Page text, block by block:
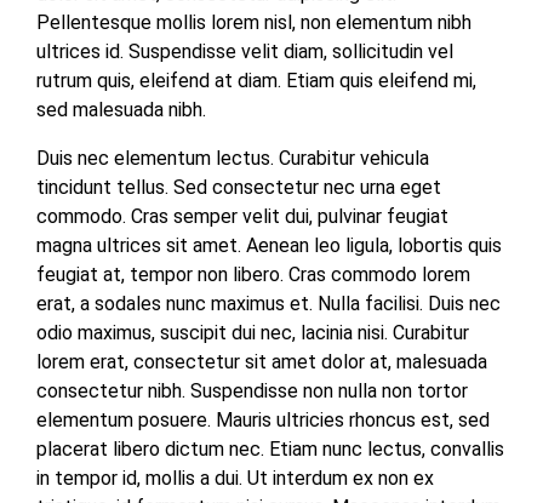
Pellentesque mollis lorem nisl, non elementum nibh
ultrices id. Suspendisse velit diam, sollicitudin vel
rutrum quis, eleifend at diam. Etiam quis eleifend mi,
sed malesuada nibh.
Duis nec elementum lectus. Curabitur vehicula
tincidunt tellus. Sed consectetur nec urna eget
commodo. Cras semper velit dui, pulvinar feugiat
magna ultrices sit amet. Aenean leo ligula, lobortis quis
feugiat at, tempor non libero. Cras commodo lorem
erat, a sodales nunc maximus et. Nulla facilisi. Duis nec
odio maximus, suscipit dui nec, lacinia nisi. Curabitur
lorem erat, consectetur sit amet dolor at, malesuada
consectetur nibh. Suspendisse non nulla non tortor
elementum posuere. Mauris ultricies rhoncus est, sed
placerat libero dictum nec. Etiam nunc lectus, convallis
in tempor id, mollis a dui. Ut interdum ex non ex